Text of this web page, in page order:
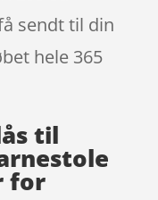
sendt til din
hele 365
til
for